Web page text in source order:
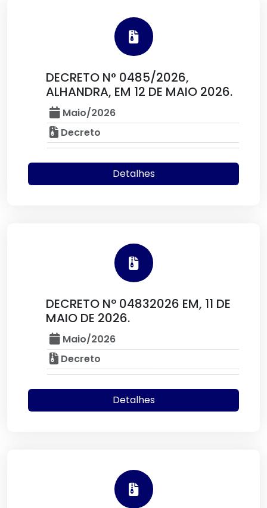
DECRETO N° 0485/2026,
ALHANDRA, EM 12 DE MAIO 2026.
Maio/2026
Decreto
Detalhes
DECRETO Nº 04832026 EM, 11 DE
MAIO DE 2026.
Maio/2026
Decreto
Detalhes